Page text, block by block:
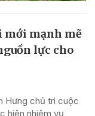
mới mạnh mẽ
lực cho
Hưng chủ trì cuộc
hiện nhiệm vụ